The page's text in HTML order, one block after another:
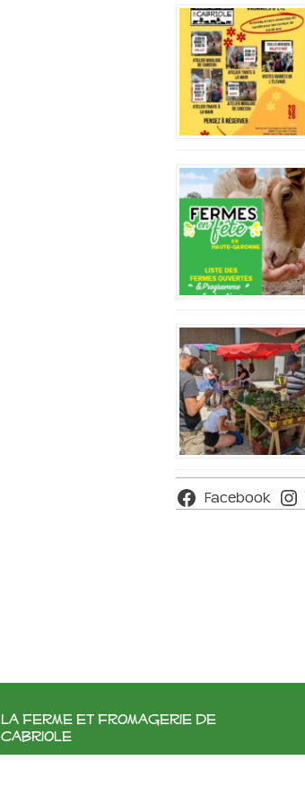
Facebook
La ferme et fromagerie de
cabriole